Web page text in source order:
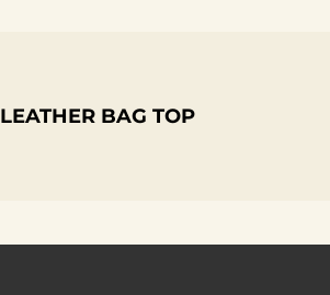
LEATHER BAG TOP